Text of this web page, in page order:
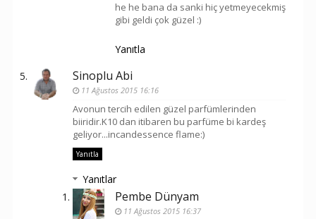
he he bana da sanki hiç yetmeyecekmiş
gibi geldi çok güzel :)
Yanıtla
Sinoplu Abi
11 Ağustos 2015 16:16
Avonun tercih edilen güzel parfümlerinden
biiridir.K10 dan itibaren bu parfüme bi kardeş
geliyor...incandessence flame:)
Yanıtla
Yanıtlar
Pembe Dünyam
11 Ağustos 2015 16:37